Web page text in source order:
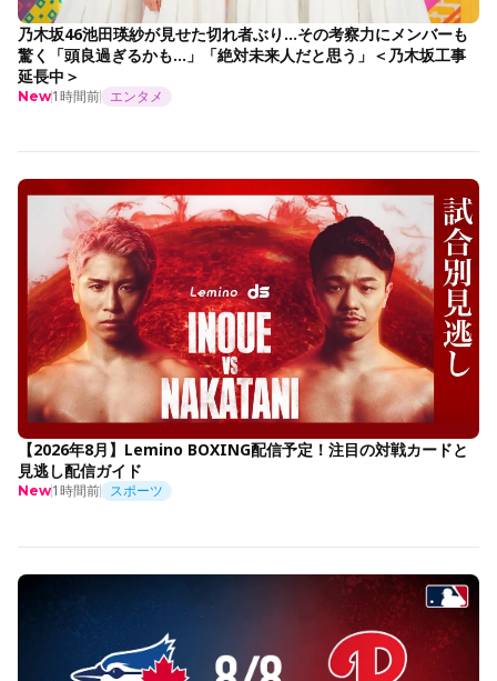
乃木坂46池田瑛紗が見せた切れ者ぶり…その考察力にメンバーも
驚く「頭良過ぎるかも…」「絶対未来人だと思う」＜乃木坂工事
延長中＞
New1時間前 エンタメ
【2026年8月】Lemino BOXING配信予定！注目の対戦カードと
見逃し配信ガイド
New1時間前 スポーツ